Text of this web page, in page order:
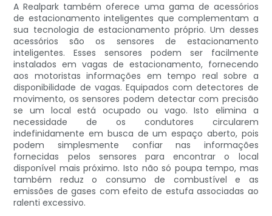
A Realpark também oferece uma gama de acessórios
de estacionamento inteligentes que complementam a
sua tecnologia de estacionamento próprio. Um desses
acessórios são os sensores de estacionamento
inteligentes. Esses sensores podem ser facilmente
instalados em vagas de estacionamento, fornecendo
aos motoristas informações em tempo real sobre a
disponibilidade de vagas. Equipados com detectores de
movimento, os sensores podem detectar com precisão
se um local está ocupado ou vago. Isto elimina a
necessidade de os condutores circularem
indefinidamente em busca de um espaço aberto, pois
podem simplesmente confiar nas informações
fornecidas pelos sensores para encontrar o local
disponível mais próximo. Isto não só poupa tempo, mas
também reduz o consumo de combustível e as
emissões de gases com efeito de estufa associadas ao
ralenti excessivo.